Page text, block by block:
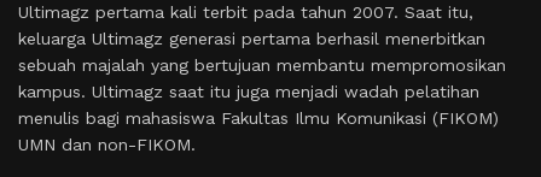
Ultimagz pertama kali terbit pada tahun 2007. Saat itu,
keluarga Ultimagz generasi pertama berhasil menerbitkan
sebuah majalah yang bertujuan membantu mempromosikan
kampus. Ultimagz saat itu juga menjadi wadah pelatihan
menulis bagi mahasiswa Fakultas Ilmu Komunikasi (FIKOM)
UMN dan non-FIKOM.